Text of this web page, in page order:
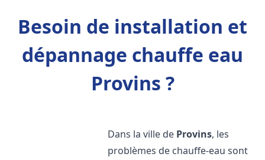
Besoin de installation et
dépannage chauffe eau
Provins ?
Dans la ville de Provins, les
problèmes de chauffe-eau sont